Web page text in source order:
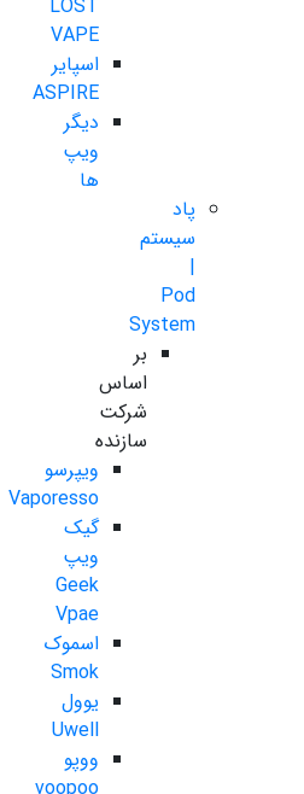
LOST
VAPE
اسپایر
ASPIRE
دیگر
ویپ
ها
پاد
سیستم
|
Pod
System
بر
اساس
شرکت
سازنده
ویپرسو
Vaporesso
گیک
ویپ
Geek
Vpae
اسموک
Smok
یوول
Uwell
ووپو